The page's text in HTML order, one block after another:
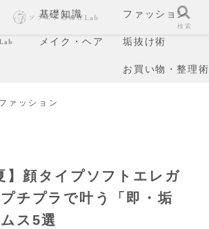
基礎知識 ファッション
メイク・ヘア 垢抜け術
お買い物・整理術
ファッション
】顔タイプソフトエレガ
チプラで叶う「即・垢
ス5選
検索